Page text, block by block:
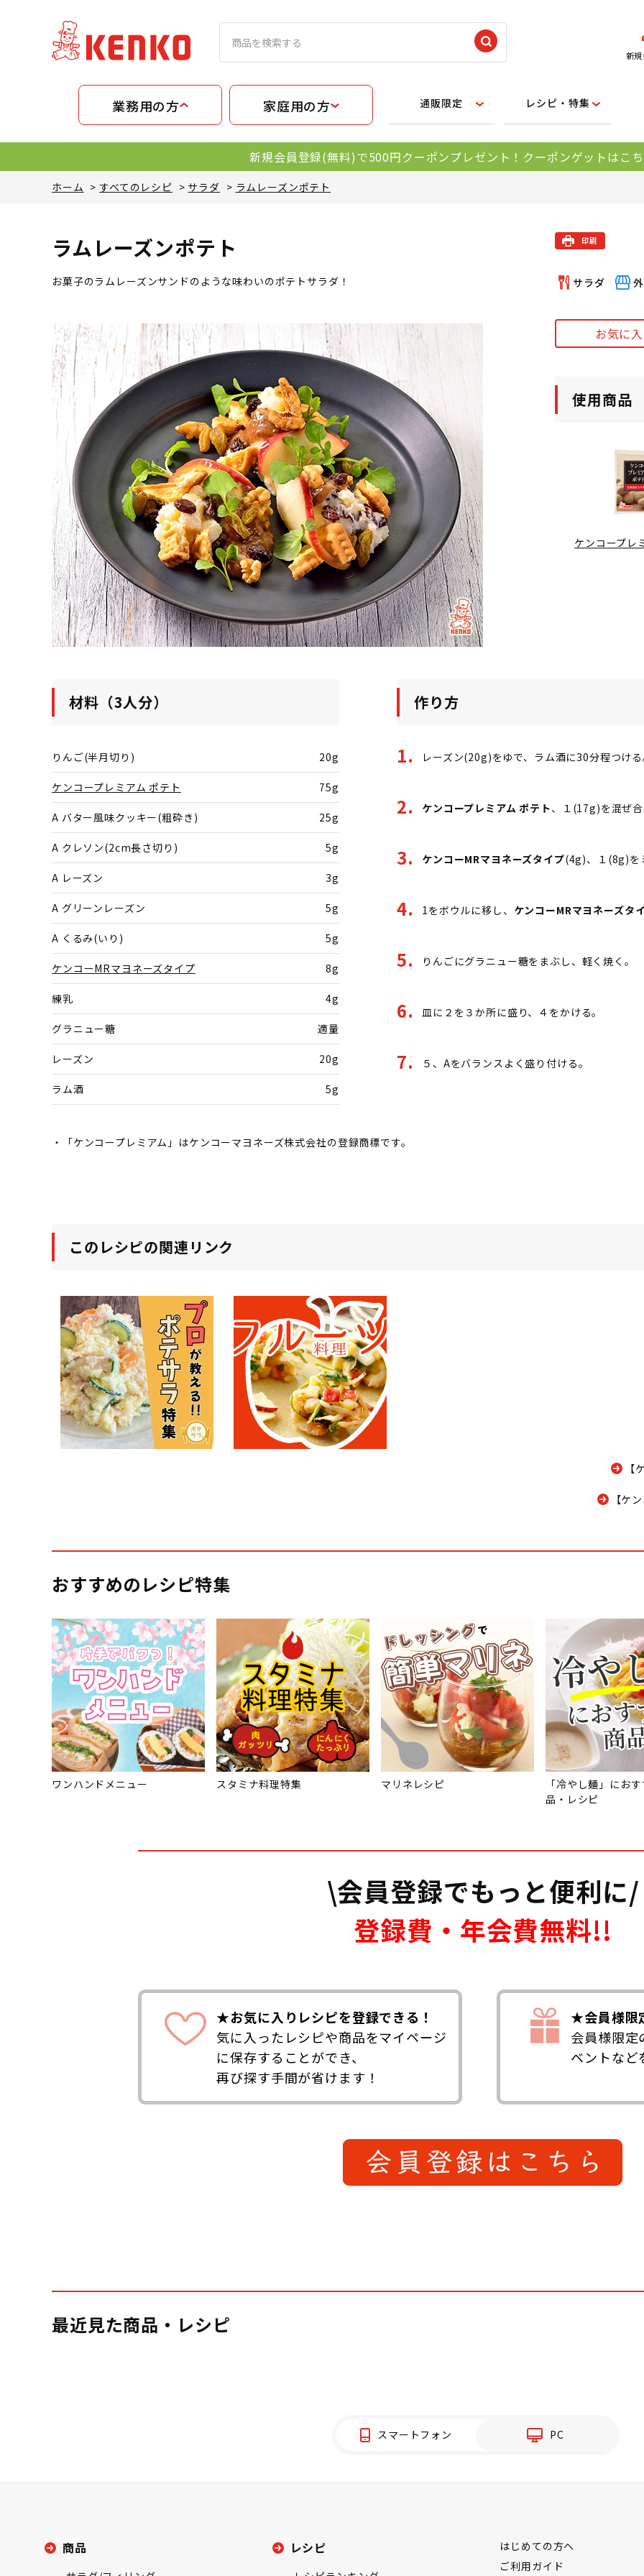
新
業務用の方 家庭用の方 通販限定 レシピ・特集
新規会員登録(無料)で500円クーポンプレゼント！クーポンゲットはこ
ホーム >すべてのレシピ > サラダ > ラムレーズンポテト
ラムレーズンポテト
お菓子のラムレーズンサンドのような味わいのポテトサラダ！
お気に
使用商品
ケンコープレ
材料（3人分）
りんご(半月切り) 20g
ケンコープレミアム ポテト 75g
A バター風味クッキー(粗砕き) 25g
A クレソン(2cm長さ切り) 5g
A レーズン 3g
A グリーンレーズン 5g
A くるみ(いり) 5g
ケンコーMRマヨネーズタイプ 8g
練乳 4g
グラニュー糖 適量
レーズン 20g
ラム酒 5g
作り方
レーズン(20g)をゆで、ラム酒に30分程つけ
ケンコープレミアム ポテト、１(17g)を混ぜ
ケンコーMRマヨネーズタイプ(4g)、１(8g)を
1をボウルに移し、 ケンコーMRマヨネーズタ
りんごにグラニュー糖をまぶし、軽く焼く。
皿に２を３か所に盛り、４をかける。
５、Aをバランスよく盛り付ける。
・「ケンコープレミアム」はケンコーマヨネーズ株式会社の登録商標です。
このレシピの関連リンク
【
【ケ
おすすめのレシピ特集
ワンハンドメニュー スタミナ料理特集 マリネレシピ
「冷やし麺」にお
品・レシピ
\会員登録でもっと便利に/
登録費・年会費無料!!
★お気に入りレシピを登録できる！
気に入ったレシピや商品をマイページ
に保存することができ、
再び探す手間が省けます！
★会員様限
会員様限定
ベントなど
最近見た商品・レシピ
スマートフォン PC
商品 レシピ
はじめての方へ
ご利用ガイド